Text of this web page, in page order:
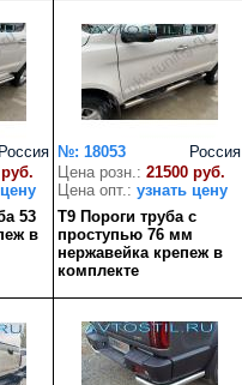
Россия
53
в
Россия
№: 18053
Цена розн.: 21500 руб.
Цена опт.: узнать цену
T9 Пороги труба с
проступью 76 мм
нержавейка крепеж в
комплекте